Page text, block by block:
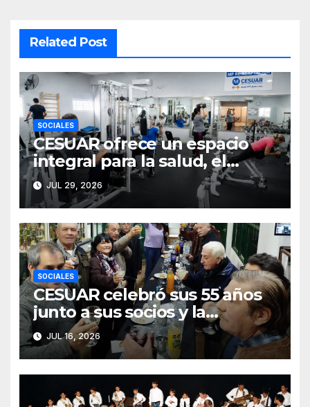
Related Post
SOCIALES
CESUAR ofrece un espacio
integral para la salud, el
entrenamiento y el bienestar
JUL 29, 2026
SOCIALES
CESUAR celebró sus 55 años
junto a sus socios y la
comunidad de Azul
JUL 16, 2026